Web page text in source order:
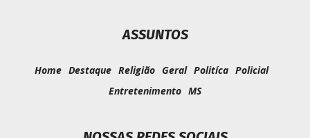
ASSUNTOS
Home Destaque Religião Geral Politíca Policial
Entretenimento MS